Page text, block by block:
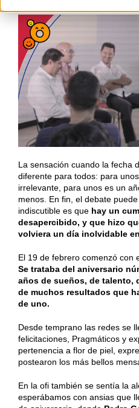
La sensación cuando la fecha
diferente para todos: para
irrelevante, para unos es un
menos. En fin, el debate
indiscutible es que hay un
desapercibido, y que hizo
volviera un día inolvidable
El 19 de febrero comenzó con
Se trataba del aniversario
años de sueños, de talento,
de muchos resultados que
de uno.
Desde temprano las redes se
felicitaciones, Pragmáticos y
pertenencia a flor de piel,
postearon los más bellos
En la ofi también se sentía la
esperábamos con ansias que